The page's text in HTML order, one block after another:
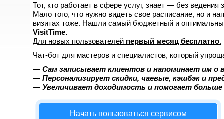
Тот, кто работает в сфере услуг, знает — без ведения
Мало того, что нужно видеть свое расписание, но и
визитах тоже. Нашли самый бюджетный и
VisitTime.
Для новых пользователей первый месяц бесплатно.
Чат-бот для мастеров и специалистов, который
— Сам записывает клиентов и напоминает им о
— Персонализирует скидки, чаевые, кэшбэк и
— Увеличивает доходимость и помогает
Начать пользоваться сервисом